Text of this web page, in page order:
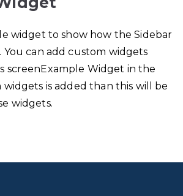
widget to show how the Sidebar
You can add custom widgets
screenExample Widget in the
widgets is added than this will be
widgets.